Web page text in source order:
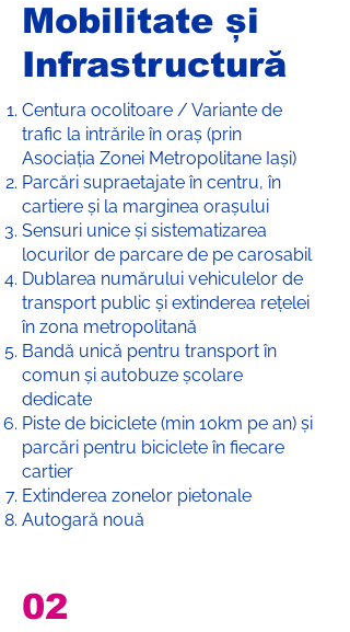
Mobilitate și
Infrastructură
Centura ocolitoare / Variante de
trafic la intrările în oraș (prin
Asociația Zonei Metropolitane Iași)
Parcări supraetajate în centru, în
cartiere și la marginea orașului
Sensuri unice și sistematizarea
locurilor de parcare de pe carosabil
Dublarea numărului vehiculelor de
transport public și extinderea rețelei
în zona metropolitană
Bandă unică pentru transport în
comun și autobuze școlare
dedicate
Piste de biciclete (min 10km pe an) și
parcări pentru biciclete în fiecare
cartier
Extinderea zonelor pietonale
Autogară nouă
02